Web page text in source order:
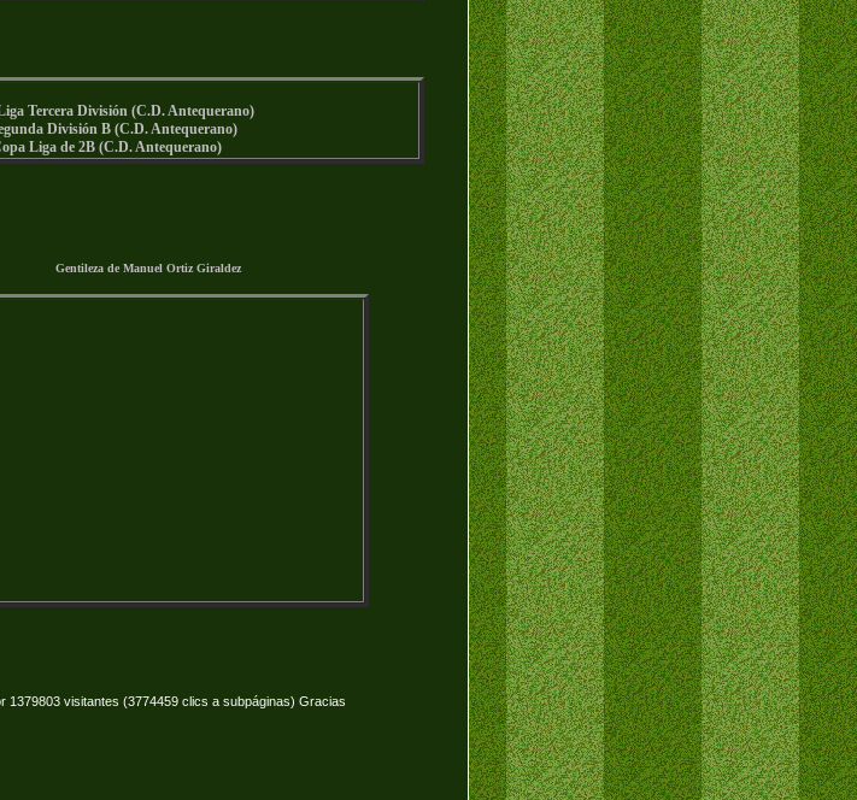
Tercera División (C.D. Antequerano)
División B (C.D. Antequerano)
Liga de 2B (C.D. Antequerano)
Gentileza de Manuel Ortiz Giraldez
1379803 visitantes (3774459 clics a subpáginas) Gracias